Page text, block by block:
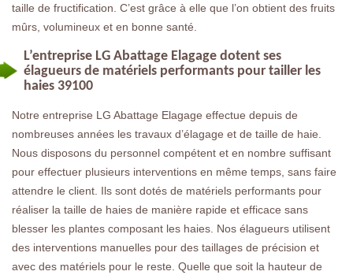
taille de fructification. C’est grâce à elle que l’on obtient des fruits
mûrs, volumineux et en bonne santé.
L’entreprise LG Abattage Elagage dotent ses
élagueurs de matériels performants pour tailler les
haies 39100
Notre entreprise LG Abattage Elagage effectue depuis de
nombreuses années les travaux d’élagage et de taille de haie.
Nous disposons du personnel compétent et en nombre suffisant
pour effectuer plusieurs interventions en même temps, sans faire
attendre le client. Ils sont dotés de matériels performants pour
réaliser la taille de haies de manière rapide et efficace sans
blesser les plantes composant les haies. Nos élagueurs utilisent
des interventions manuelles pour des taillages de précision et
avec des matériels pour le reste. Quelle que soit la hauteur de